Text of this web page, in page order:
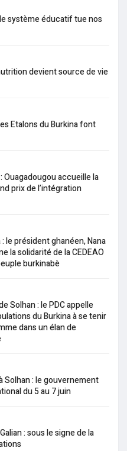
système éducatif tue nos
devient source de vie
Etalons du Burkina font
Ouagadougou accueille la
prix de l’intégration
le président ghanéen, Nana
la solidarité de la CEDEAO
burkinabè
Solhan : le PDC appelle
du Burkina à se tenir
dans un élan de
: le gouvernement
du 5 au 7 juin
: sous le signe de la